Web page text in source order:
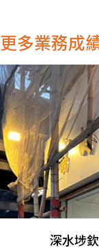
更多業務成
深水埗